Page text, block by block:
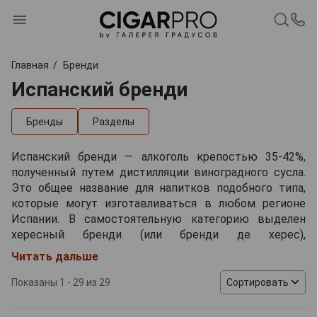
Главная Бренди
Испанский бренди
Бренды Разделы
Испанский бренди — алкоголь крепостью 35-42%,
полученный путем дистилляции виноградного сусла.
Это общее название для напитков подобного типа,
которые могут изготавливаться в любом регионе
Испании. В самостоятельную категорию выделен
хересный бренди (или бренди де херес),
производство которого локализовано на территории
так называемого Хересного треугольника (местность
в провинции Кадис между городами Эль Пуэрто де
Санта Мария, Санлукар де Баррамеда и Херес де ла
Читать дальше
Показаны 1 - 29 из 29 Сортировать